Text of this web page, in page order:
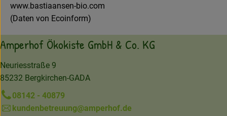
www.bastiaansen-bio.com
(Daten von Ecoinform)
Amperhof Ökokiste GmbH & Co. KG
Neuriesstraße 9
85232 Bergkirchen-GADA
08142 - 40879
kundenbetreuung@amperhof.de